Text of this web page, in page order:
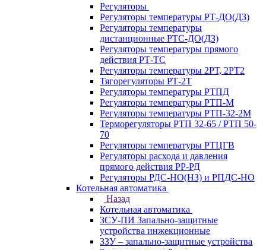
Регуляторы
Регуляторы температуры РТ-ДО(ДЗ)
Регуляторы температуры
дистанционные РТС-ДО(ДЗ)
Регуляторы температуры прямого
действия РТ-ТС
Регуляторы температуры 2РТ, 2РT2
Тягорегуляторы РТ-2Т
Регуляторы температуры РТПД
Регуляторы температуры РТП-M
Регуляторы температуры РТП-32-2М
Терморегуляторы РТП 32-65 / РТП 50-
70
Регуляторы температуры РТЦГВ
Регуляторы расхода и давления
прямого действия РР-РД
Регуляторы РДС-НО(НЗ) и РПДС-НО
Котельная автоматика
Назад
Котельная автоматика
ЗСУ-ПИ Запально-защитные
устройства инжекционные
ЗЗУ – запально-защитные устройства